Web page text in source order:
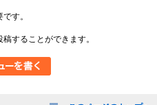
す。
することができます。